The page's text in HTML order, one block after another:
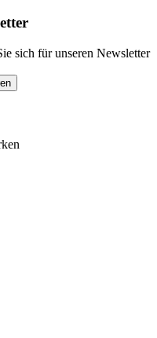
sich für unseren Newsletter